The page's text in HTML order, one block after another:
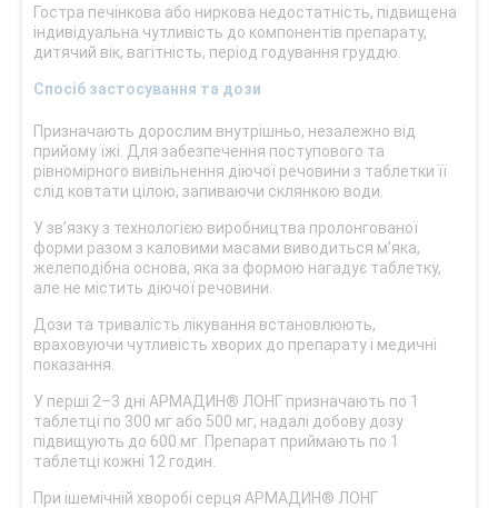
Гостра печінкова або ниркова недостатність, підвищена
індивідуальна чутливість до компонентів препарату,
дитячий вік, вагітність, період годування груддю.
Спосіб застосування та дози
Призначають дорослим внутрішньо, незалежно від
прийому їжі. Для забезпечення поступового та
рівномірного вивільнення діючої речовини з таблетки її
слід ковтати цілою, запиваючи склянкою води.
У зв’язку з технологією виробництва пролонгованої
форми разом з каловими масами виводиться м’яка,
желеподібна основа, яка за формою нагадує таблетку,
але не містить діючої речовини.
Дози та тривалість лікування встановлюють,
враховуючи чутливість хворих до препарату і медичні
показання.
У перші 2–3 дні АРМАДИН® ЛОНГ призначають по 1
таблетці по 300 мг або 500 мг, надалі добову дозу
підвищують до 600 мг. Препарат приймають по 1
таблетці кожні 12 годин.
При ішемічній хворобі серця АРМАДИН® ЛОНГ